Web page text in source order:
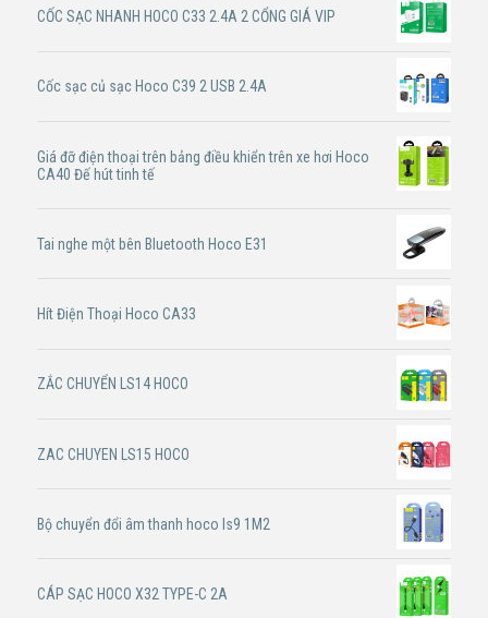
CỐC SẠC NHANH HOCO C33 2.4A 2 CỔNG GIÁ VIP
Cốc sạc củ sạc Hoco C39 2 USB 2.4A
Giá đỡ điện thoại trên bảng điều khiển trên xe hơi Hoco
CA40 Đế hút tinh tế
Tai nghe một bên Bluetooth Hoco E31
Hít Điện Thoại Hoco CA33
ZẮC CHUYỂN LS14 HOCO
ZAC CHUYEN LS15 HOCO
Bộ chuyển đổi âm thanh hoco ls9 1M2
CÁP SẠC HOCO X32 TYPE-C 2A